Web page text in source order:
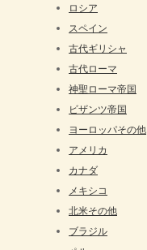
ロシア
スペイン
古代ギリシャ
古代ローマ
神聖ローマ帝国
ビザンツ帝国
ヨーロッパその他
アメリカ
カナダ
メキシコ
北米その他
ブラジル